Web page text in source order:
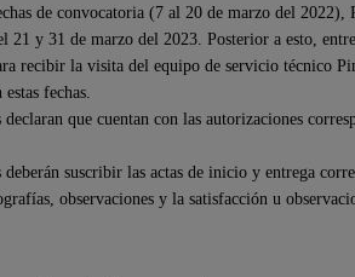
de convocatoria (7 al 20 de marzo del
21 y 31 de marzo del 2023. Posterior a esto,
recibir la visita del equipo de servicio técnico
fechas.
que cuentan con las autorizaciones
suscribir las actas de inicio y entrega
observaciones y la satisfacción u